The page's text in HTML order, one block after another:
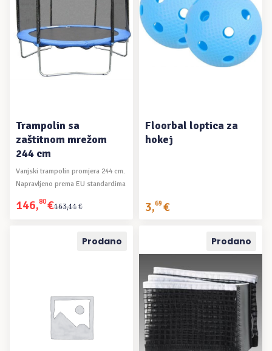
DODAJ U KOŠARICU
Trampolin sa
zaštitnom mrežom
244 cm
Vanjski trampolin promjera 244 cm.
Napravljeno prema EU standardima
163,11€
Izvorna
146,80€
Trenutna
PROČITAJ VIŠE
Floorbal loptica za
hokej
3,69€
Prodano
PROČITAJ VIŠE
Prodano
PROČITAJ VIŠE